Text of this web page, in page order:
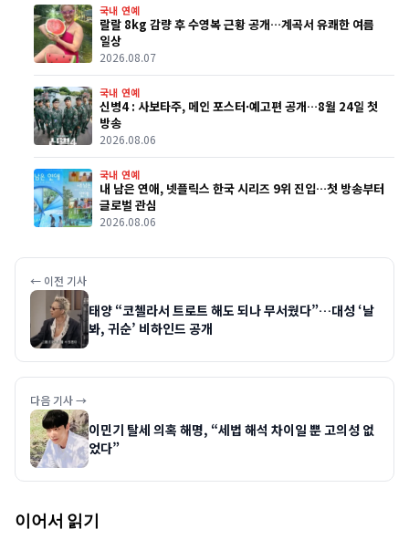
국내 연예
랄랄 8kg 감량 후 수영복 근황 공개…계곡서 유쾌한 여름
일상
2026.08.07
국내 연예
신병4 : 사보타주, 메인 포스터·예고편 공개…8월 24일 첫
방송
2026.08.06
국내 연예
내 남은 연애, 넷플릭스 한국 시리즈 9위 진입…첫 방송부터
글로벌 관심
2026.08.06
← 이전 기사
태양 “코첼라서 트로트 해도 되나 무서웠다”…대성 ‘날
봐, 귀순’ 비하인드 공개
다음 기사 →
이민기 탈세 의혹 해명, “세법 해석 차이일 뿐 고의성 없
었다”
이어서 읽기